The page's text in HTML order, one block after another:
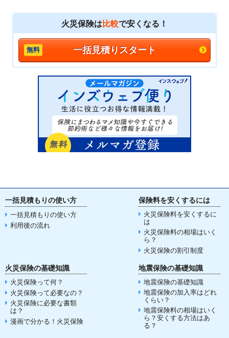
火災保険は比較で安くなる！
一括見積りスタート
一括見積もりの使い方
一括見積もりの使い方
利用後の流れ
保険料を安くするには
火災保険料を安くするに
は
火災保険料の相場はいく
ら？
火災保険の割引制度
火災保険の基礎知識
火災保険って何？
火災保険って必要なの？
火災保険に必要な書類
は？
漫画で分かる！火災保険
地震保険の基礎知識
地震保険の基礎知識
地震保険の加入率はどれ
くらい？
地震保険料の相場はいく
ら？安くする方法はあ
る？